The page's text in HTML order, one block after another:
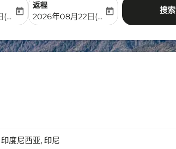
date-aria-label
(周六)
today
返程
fc-booking-return-date-aria-label
2026年08月22日(周六)
today 搜索